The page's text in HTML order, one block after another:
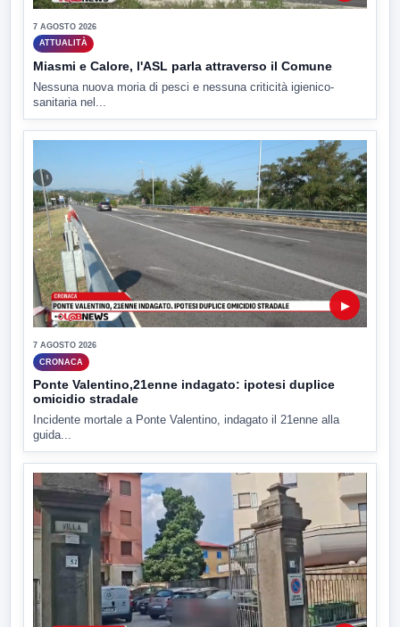
7 AGOSTO 2026
ATTUALITÀ
Miasmi e Calore, l'ASL parla attraverso il Comune
Nessuna nuova moria di pesci e nessuna criticità igienico-
sanitaria nel...
▶
7 AGOSTO 2026
CRONACA
Ponte Valentino,21enne indagato: ipotesi duplice
omicidio stradale
Incidente mortale a Ponte Valentino, indagato il 21enne alla
guida...